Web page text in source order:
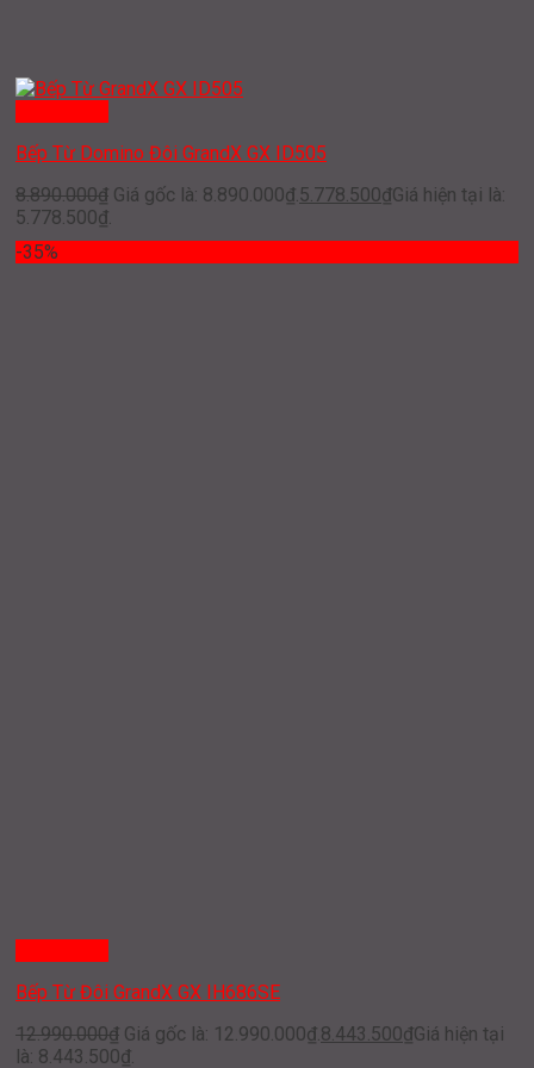
Bếp Từ Domino Đôi GrandX GX ID505
8.890.000₫ Giá gốc là: 8.890.000₫.5.778.500₫Giá hiện tại là:
5.778.500₫.
-35%
Bếp Từ Đôi GrandX GX IH686SE
12.990.000₫ Giá gốc là: 12.990.000₫.8.443.500₫Giá hiện tại
là: 8.443.500₫.